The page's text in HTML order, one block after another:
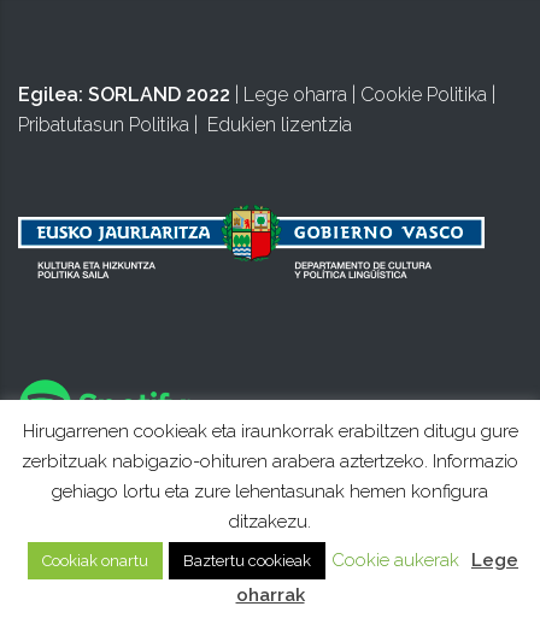
Egilea: SORLAND 2022 Lege oharra Cookie Politika
Pribatutasun Politika
Edukien lizentzia
Hirugarrenen cookieak eta iraunkorrak erabiltzen ditugu gure
zerbitzuak nabigazio-ohituren arabera aztertzeko. Informazio
gehiago lortu eta zure lehentasunak hemen konfigura
ditzakezu.
Cookiak onartu Baztertu cookieak Cookie aukerak
Lege
oharrak